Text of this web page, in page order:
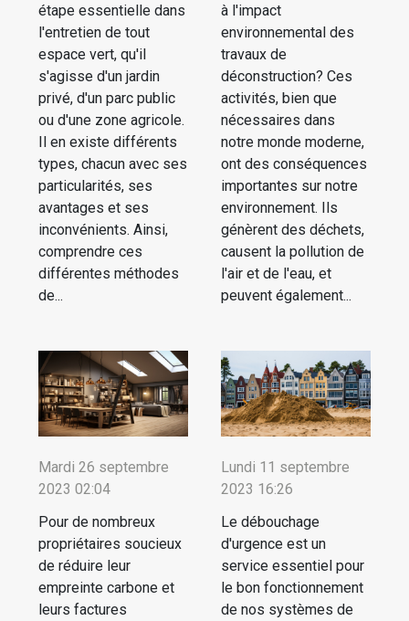
étape essentielle dans
l'entretien de tout
espace vert, qu'il
s'agisse d'un jardin
privé, d'un parc public
ou d'une zone agricole.
Il en existe différents
types, chacun avec ses
particularités, ses
avantages et ses
inconvénients. Ainsi,
comprendre ces
différentes méthodes
de...
à l'impact
environnemental des
travaux de
déconstruction? Ces
activités, bien que
nécessaires dans
notre monde moderne,
ont des conséquences
importantes sur notre
environnement. Ils
génèrent des déchets,
causent la pollution de
l'air et de l'eau, et
peuvent également...
Mardi 26 septembre
2023 02:04
Pour de nombreux
propriétaires soucieux
de réduire leur
empreinte carbone et
leurs factures
Lundi 11 septembre
2023 16:26
Le débouchage
d'urgence est un
service essentiel pour
le bon fonctionnement
de nos systèmes de